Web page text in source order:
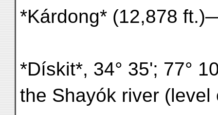
*Kárdong* (12,878
*Dískit*, 34° 35'; 77°
the Shayók river